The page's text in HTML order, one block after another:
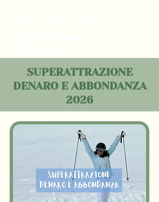
SUPERATTRAZIONE
DENARO E ABBONDANZA
2026